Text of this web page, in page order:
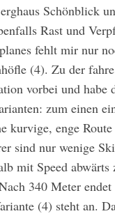
Schönblick
Rast und
fehlt mir nur
(4). Zu der
vorbei und habe
zum einen
kurvige, enge
sind nur wenige
mit Speed
340 Meter endet
(4) steht an.